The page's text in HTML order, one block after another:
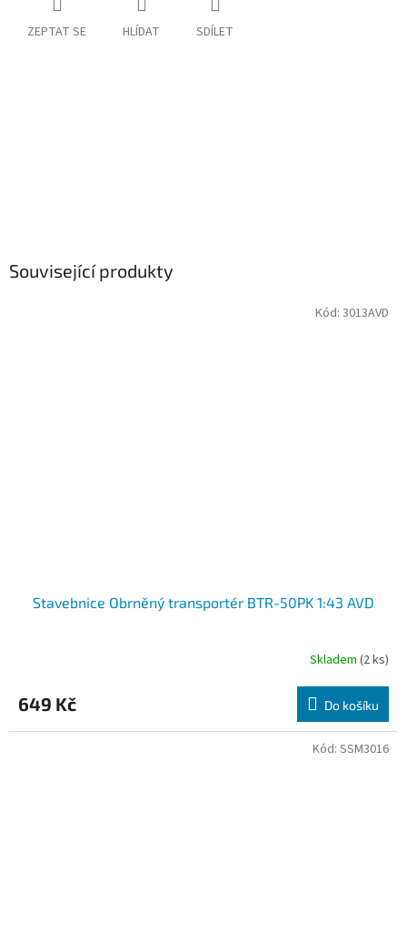
ZEPTAT SE HLÍDAT SDÍLET
Související produkty
Stavebnice Obrněný transportér BTR-50PK 1:43 AVD
Skladem (2 ks)
649 Kč Do košíku
Kód: 3013AVD
Kód: SSM3016